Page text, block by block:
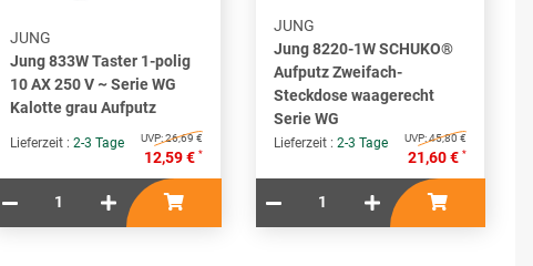
JUNG
Jung 833W Taster 1-polig
10 AX 250 V ~ Serie WG
Kalotte grau Aufputz
Lieferzeit : 2-3 Tage UVP:26,69 €
12,59 € *
JUNG
Jung 8220-1W SCHUKO®
Aufputz Zweifach-
Steckdose waagerecht
Serie WG
Lieferzeit : 2-3 Tage UVP:45,80 €
21,60 € *